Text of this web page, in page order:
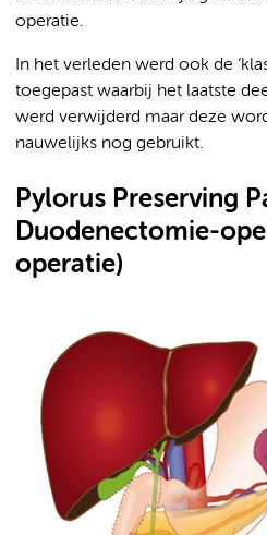
operatie.
In het verleden werd ook de
toegepast waarbij het laatste
werd verwijderd maar deze
nauwelijks nog gebruikt.
Pylorus Preserving
Duodenectomie-
operatie)